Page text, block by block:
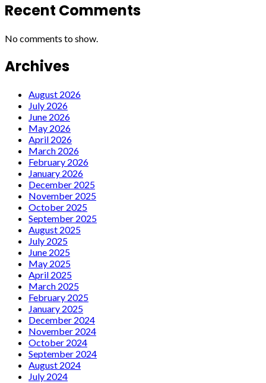
Recent Comments
No comments to show.
Archives
August 2026
July 2026
June 2026
May 2026
April 2026
March 2026
February 2026
January 2026
December 2025
November 2025
October 2025
September 2025
August 2025
July 2025
June 2025
May 2025
April 2025
March 2025
February 2025
January 2025
December 2024
November 2024
October 2024
September 2024
August 2024
July 2024